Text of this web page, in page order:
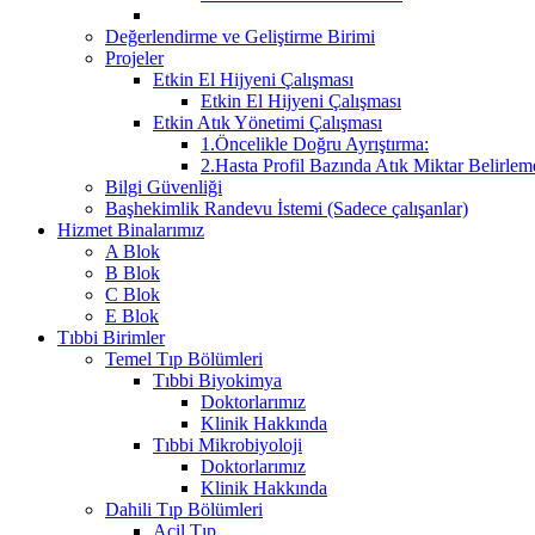
Değerlendirme ve Geliştirme Birimi
Projeler
Etkin El Hijyeni Çalışması
Etkin El Hijyeni Çalışması
Etkin Atık Yönetimi Çalışması
1.Öncelikle Doğru Ayrıştırma:
2.Hasta Profil Bazında Atık Miktar
Bilgi Güvenliği
Başhekimlik Randevu İstemi (Sadece çalışanlar)
Hizmet Binalarımız
A Blok
B Blok
C Blok
E Blok
Tıbbi Birimler
Temel Tıp Bölümleri
Tıbbi Biyokimya
Doktorlarımız
Klinik Hakkında
Tıbbi Mikrobiyoloji
Doktorlarımız
Klinik Hakkında
Dahili Tıp Bölümleri
Acil Tıp